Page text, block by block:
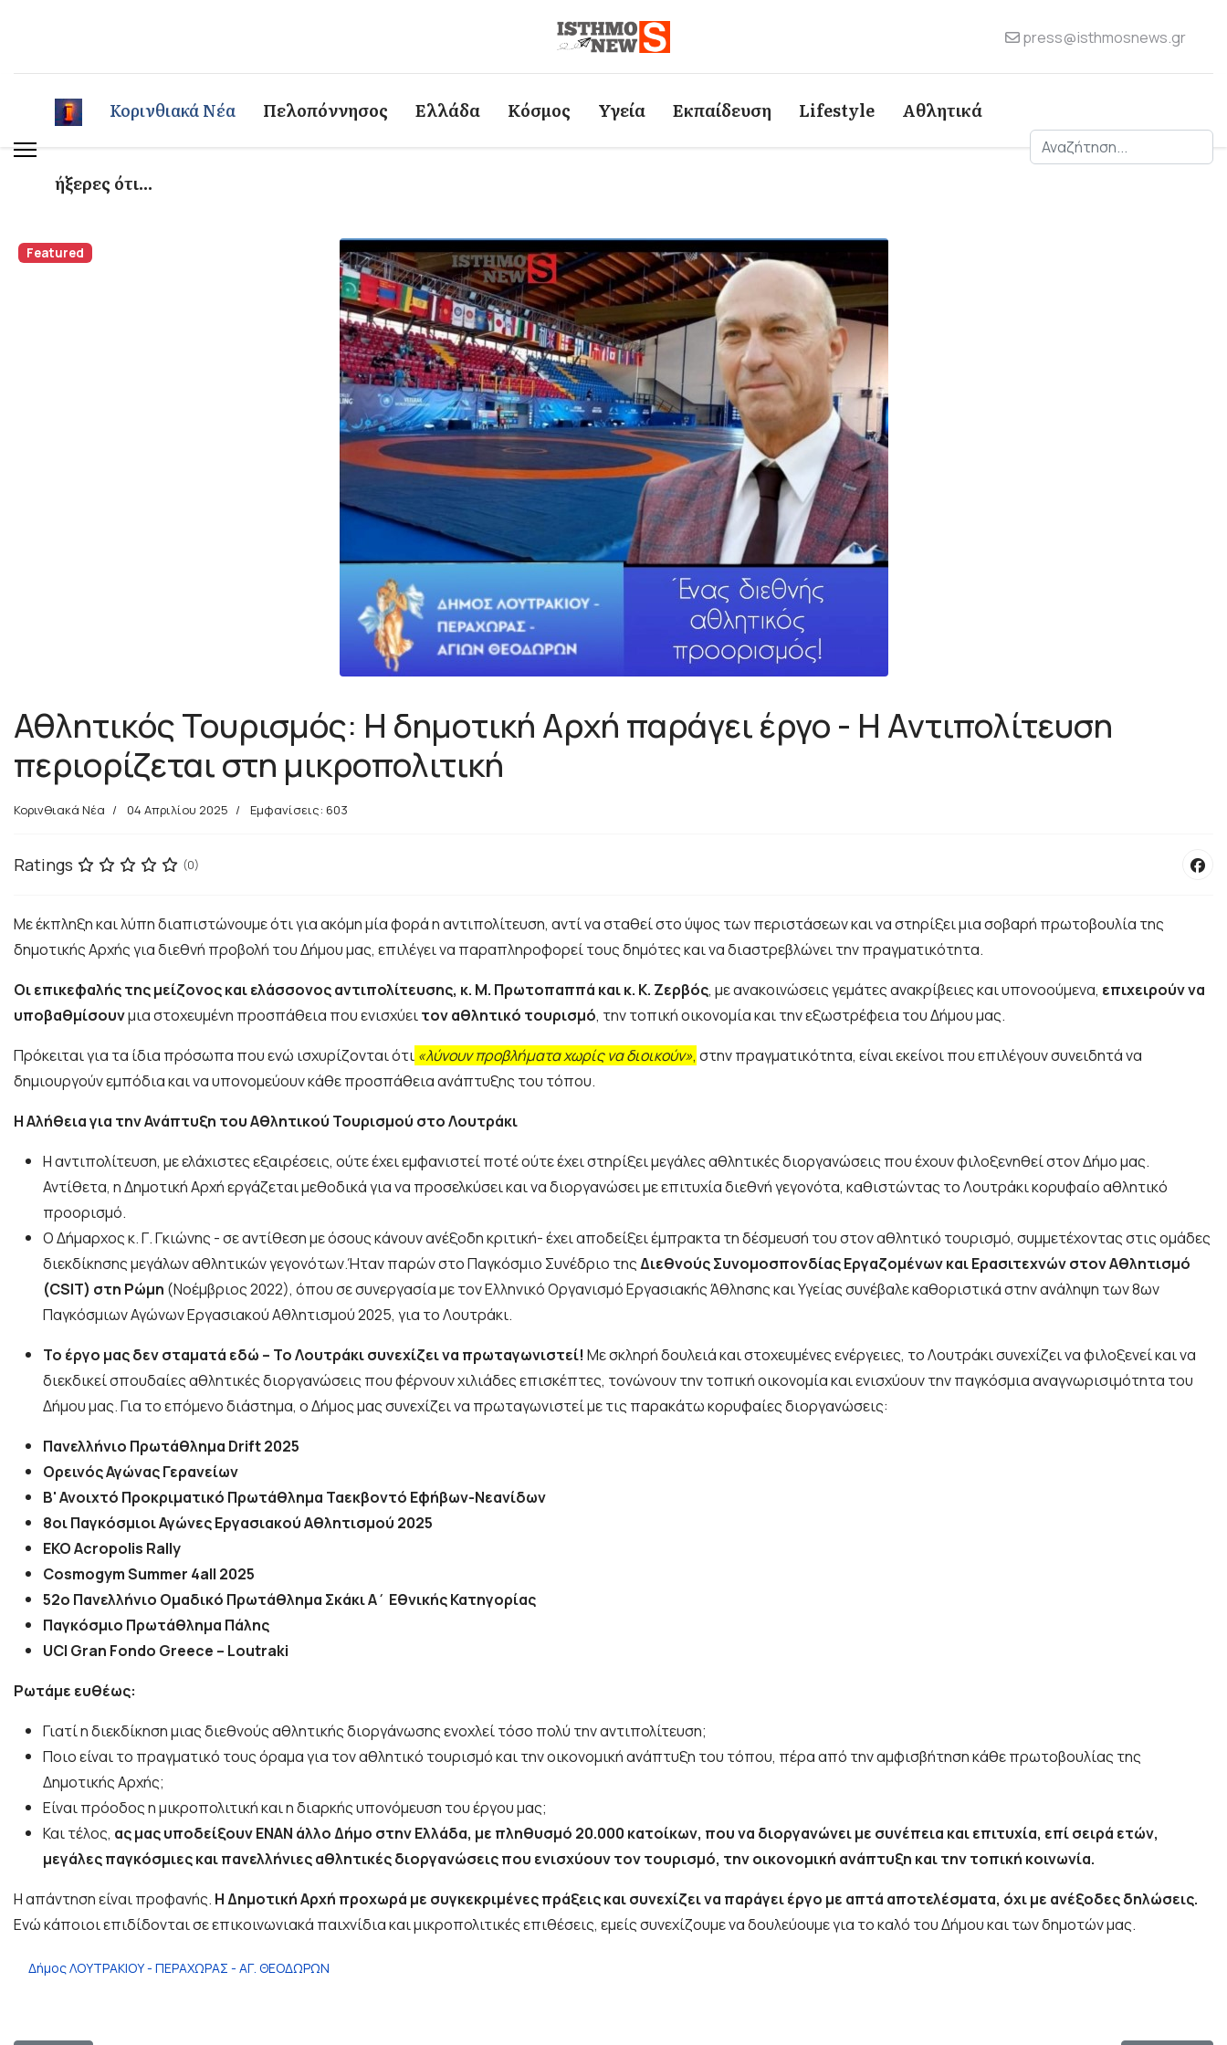
press@isthmosnews.gr
Κορινθιακά Νέα Πελοπόννησος Ελλάδα Κόσμος Υγεία Εκπαίδευση Lifestyle Αθλητικά
ήξερες ότι...
Αναζήτηση
Featured
Αθλητικός Τουρισμός: Η δημοτική Αρχή παράγει έργο - Η Αντιπολίτευση
περιορίζεται στη μικροπολιτική
Κορινθιακά Νέα 04 Απριλίου 2025 Εμφανίσεις: 603
Ratings (0)
Με έκπληξη και λύπη διαπιστώνουμε ότι για ακόμη μία φορά η αντιπολίτευση, αντί να σταθεί στο ύψος των περιστάσεων και να στηρίξει μια σοβαρή πρωτοβουλία της
δημοτικής Αρχής για διεθνή προβολή του Δήμου μας, επιλέγει να παραπληροφορεί τους δημότες και να διαστρεβλώνει την πραγματικότητα.
Οι επικεφαλής της μείζονος και ελάσσονος αντιπολίτευσης, κ. Μ. Πρωτοπαππά και κ. Κ. Ζερβός, με ανακοινώσεις γεμάτες ανακρίβειες και υπονοούμενα, επιχειρούν να
υποβαθμίσουνμια στοχευμένη προσπάθεια που ενισχύειτον αθλητικό τουρισμό, την τοπική οικονομία και την εξωστρέφεια του Δήμου μας.
Πρόκειται για τα ίδια πρόσωπα που ενώ ισχυρίζονται ότι «λύνουν προβλήματα χωρίς να διοικούν», στην πραγματικότητα, είναι εκείνοι που επιλέγουν συνειδητά να
δημιουργούν εμπόδια και να υπονομεύουν κάθε προσπάθεια ανάπτυξης του τόπου.
Η Αλήθεια για την Ανάπτυξη του Αθλητικού Τουρισμού στο Λουτράκι
Η αντιπολίτευση, με ελάχιστες εξαιρέσεις, ούτε έχει εμφανιστεί ποτέ ούτε έχει στηρίξει μεγάλες αθλητικές διοργανώσεις που έχουν φιλοξενηθεί στον Δήμο μας.
Αντίθετα, η Δημοτική Αρχή εργάζεται μεθοδικά για να προσελκύσει και να διοργανώσει με επιτυχία διεθνή γεγονότα, καθιστώντας το Λουτράκι κορυφαίο αθλητικό
προορισμό.
Ο Δήμαρχος κ. Γ. Γκιώνης - σε αντίθεση με όσους κάνουν ανέξοδη κριτική- έχει αποδείξει έμπρακτα τη δέσμευσή του στον αθλητικό τουρισμό, συμμετέχοντας στις ομάδες
διεκδίκησης μεγάλων αθλητικών γεγονότων.Ήταν παρών στο Παγκόσμιο Συνέδριο τηςΔιεθνούς Συνομοσπονδίας Εργαζομένων και Ερασιτεχνών στον Αθλητισμό
(CSIT) στη Ρώμη (Νοέμβριος 2022), όπου σε συνεργασία με τον Ελληνικό Οργανισμό Εργασιακής Άθλησης και Υγείας συνέβαλε καθοριστικά στην ανάληψη των 8ων
Παγκόσμιων Αγώνων Εργασιακού Αθλητισμού 2025, για το Λουτράκι.
Το έργο μας δεν σταματά εδώ – Το Λουτράκι συνεχίζει να πρωταγωνιστεί! Με σκληρή δουλειά και στοχευμένες ενέργειες, το Λουτράκι συνεχίζει να φιλοξενεί και να
διεκδικεί σπουδαίες αθλητικές διοργανώσεις που φέρνουν χιλιάδες επισκέπτες, τονώνουν την τοπική οικονομία και ενισχύουν την παγκόσμια αναγνωρισιμότητα του
Δήμου μας. Για το επόμενο διάστημα, ο Δήμος μας συνεχίζει να πρωταγωνιστεί με τις παρακάτω κορυφαίες διοργανώσεις:
Πανελλήνιο Πρωτάθλημα Drift 2025
Ορεινός Αγώνας Γερανείων
Β' Ανοιχτό Προκριματικό Πρωτάθλημα Ταεκβοντό Εφήβων-Νεανίδων
8οι Παγκόσμιοι Αγώνες Εργασιακού Αθλητισμού 2025
EKO Acropolis Rally
Cosmogym Summer 4all 2025
52ο Πανελλήνιο Ομαδικό Πρωτάθλημα Σκάκι Α΄ Εθνικής Κατηγορίας
Παγκόσμιο Πρωτάθλημα Πάλης
UCI Gran Fondo Greece – Loutraki
Ρωτάμε ευθέως:
Γιατί η διεκδίκηση μιας διεθνούς αθλητικής διοργάνωσης ενοχλεί τόσο πολύ την αντιπολίτευση;
Ποιο είναι το πραγματικό τους όραμα για τον αθλητικό τουρισμό και την οικονομική ανάπτυξη του τόπου, πέρα από την αμφισβήτηση κάθε πρωτοβουλίας της
Δημοτικής Αρχής;
Είναι πρόοδος η μικροπολιτική και η διαρκής υπονόμευση του έργου μας;
Και τέλος, ας μας υποδείξουν ΕΝΑΝ άλλο Δήμο στην Ελλάδα, με πληθυσμό 20.000 κατοίκων, που να διοργανώνει με συνέπεια και επιτυχία, επί σειρά ετών,
μεγάλες παγκόσμιες και πανελλήνιες αθλητικές διοργανώσεις που ενισχύουν τον τουρισμό, την οικονομική ανάπτυξη και την τοπική κοινωνία.
Η απάντηση είναι προφανής. Η Δημοτική Αρχή προχωρά με συγκεκριμένες πράξεις καισυνεχίζει να παράγει έργο με απτά αποτελέσματα, όχι με ανέξοδες δηλώσεις.
Ενώ κάποιοι επιδίδονται σε επικοινωνιακά παιχνίδια και μικροπολιτικές επιθέσεις, εμείς συνεχίζουμε να δουλεύουμε για το καλό του Δήμου και των δημοτών μας.
Δήμος ΛΟΥΤΡΑΚΙΟΥ - ΠΕΡΑΧΩΡΑΣ - ΑΓ. ΘΕΟΔΩΡΩΝ